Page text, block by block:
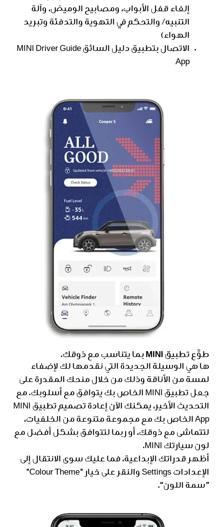
إلغاء قفل الأبواب، ومصابيح الوميض، وآلة
التنبيه/ والتحكم في التهوية والتدفئة وتبريد
الهواء)
الاتصال بتطبيق دليل السائق MINI Driver Guide
App
طوِّع تطبيق MINI بما يتناسب مع ذوقك.
ها هي الوسيلة الجديدة التي نقدمها لك لإضفاء
لمسة من الأناقة وذلك من خلال منحك المقدرة على
جعل تطبيق MINI الخاص بك يتوافق مع أسلوبك. مع
التحديث الأخير، يمكنك الآن إعادة تصميم تطبيق MINI
App الخاص بك مع مجموعة متنوعة من الخلفيات،
لتتماشى مع ذوقك، أو ربما لتتوافق بشكل أفضل مع
لون سيارتك MINI.
أظهر قدراتك الإبداعية، فما عليك سوى الانتقال إلى
”سمة اللون“.